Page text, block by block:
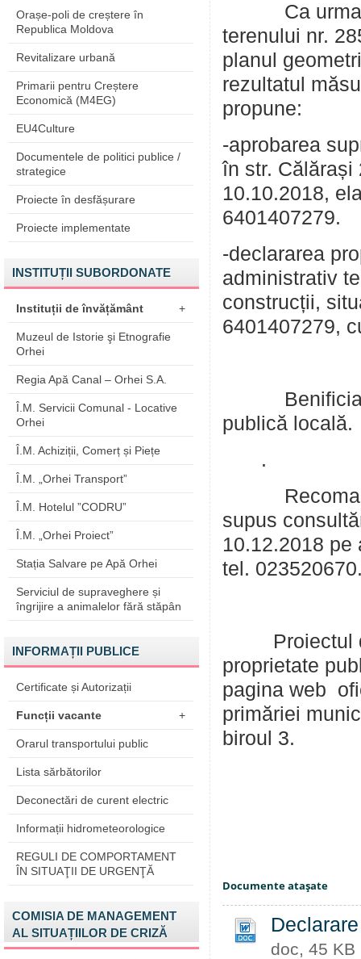
Orașe-poli de creștere în
Republica Moldova
Revitalizare urbană
Primarii pentru Creștere
Economică (M4EG)
EU4Culture
Documentele de politici publice /
strategice
Proiecte în desfășurare
Proiecte implementate
INSTITUȚII SUBORDONATE
Instituții de învățământ +
Muzeul de Istorie şi Etnografie
Orhei
Regia Apă Canal – Orhei S.A.
Î.M. Servicii Comunal - Locative
Orhei
Î.M. Achiziții, Comerț și Piețe
Î.M. „Orhei Transport”
Î.M. Hotelul ”CODRU”
Î.M. „Orhei Proiect”
Stația Salvare pe Apă Orhei
Serviciul de supraveghere și
îngrijire a animalelor fără stăpân
INFORMAȚII PUBLICE
Certificate și Autorizații
Funcții vacante +
Orarul transportului public
Lista sărbătorilor
Deconectări de curent electric
Informații hidrometeorologice
REGULI DE COMPORTAMENT
ÎN SITUAŢII DE URGENŢĂ
COMISIA DE MANAGEMENT
AL SITUAȚIILOR DE CRIZĂ
Ca urmare
terenului nr.
planul
rezultatul
propune:
-aprobarea
în str. Călărași
10.10.2018,
6401407279.
-declararea
administrativ
construcții,
6401407279,
Benificiar ai
publică locală.
.
supus
10.12.2018
tel.
Proiectul de
proprietate
pagina web
primăriei
biroul 3.
Documente ataşate
doc, 45 KB